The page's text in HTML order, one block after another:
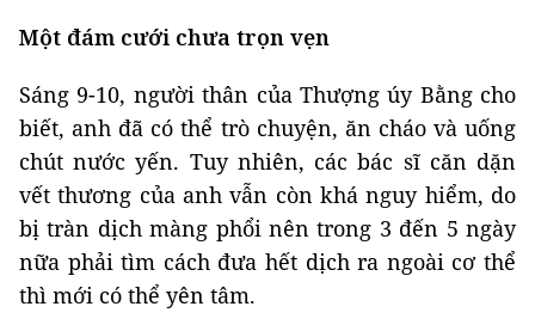
Một đám cưới chưa trọn vẹn
Sáng 9-10, người thân của Thượng úy Bằng cho
biết, anh đã có thể trò chuyện, ăn cháo và uống
chút nước yến. Tuy nhiên, các bác sĩ căn dặn
vết thương của anh vẫn còn khá nguy hiểm, do
bị tràn dịch màng phổi nên trong 3 đến 5 ngày
nữa phải tìm cách đưa hết dịch ra ngoài cơ thể
thì mới có thể yên tâm.